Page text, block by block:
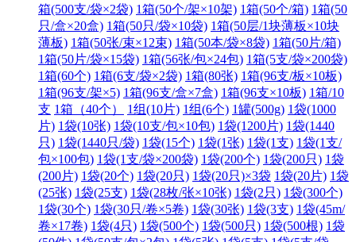
箱(500支/袋×2袋) 1箱(50个/架×10架) 1箱(50个/箱) 1箱(50
只/盒×20盒) 1箱(50只/袋×10袋) 1箱(50层/1块薄板×10块
薄板) 1箱(50张/束×12束) 1箱(50本/袋×8袋) 1箱(50片/箱)
1箱(50片/袋×15袋) 1箱(56张/包×24包) 1箱(5支/袋×200袋)
1箱(60个) 1箱(6支/袋×2袋) 1箱(80张) 1箱(96支/板×10板)
1箱(96支/架×5) 1箱(96支/盒×7盒) 1箱(96支×10板) 1箱/10
支 1箱（40个） 1组(10片) 1组(6个) 1罐(500g) 1袋(1000
片) 1袋(10张) 1袋(10支/包×10包) 1袋(1200片) 1袋(1440
只) 1袋(1440只/袋) 1袋(15个) 1袋(1张) 1袋(1支) 1袋(1支/
包×100包) 1袋(1支/袋×200袋) 1袋(200个) 1袋(200只) 1袋
(200片) 1袋(20个) 1袋(20只) 1袋(20只)×3袋 1袋(20片) 1袋
(25张) 1袋(25支) 1袋(28枚/张×10张) 1袋(2只) 1袋(300个)
1袋(30个) 1袋(30只/卷×5卷) 1袋(30张) 1袋(3支) 1袋(45m/
卷×17卷) 1袋(4只) 1袋(500个) 1袋(500只) 1袋(500根) 1袋